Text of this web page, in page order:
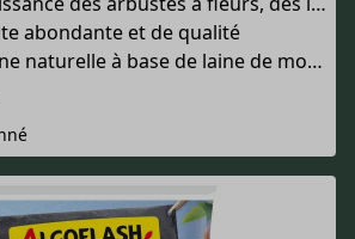
abondante et de qualité
naturelle à base de laine de mouton